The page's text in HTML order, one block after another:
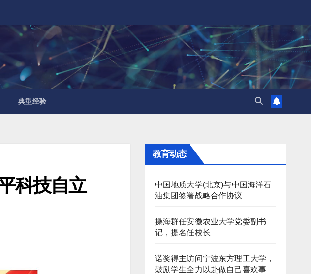
典型经验
科技自立
教育动态
中国地质大学(北京)与中国海洋石
油集团签署战略合作协议
操海群任安徽农业大学党委副书
记，提名任校长
诺奖得主访问宁波东方理工大学，
鼓励学生全力以赴做自己喜欢事